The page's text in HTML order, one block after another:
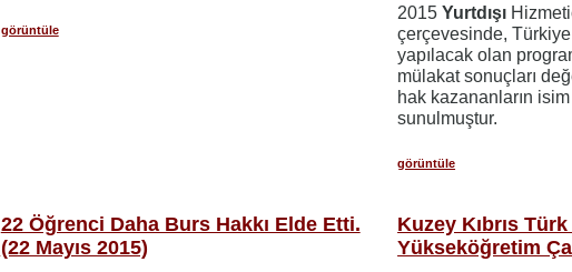
görüntüle
2015Yurtdışı
çerçevesinde,
yapılacak olan
mülakat sonuçları
hak kazananların
sunulmuştur.
görüntüle
22 Öğrenci Daha Burs Hakkı Elde Etti.
(22 Mayıs 2015)
Kuzey Kıbrıs
Yükseköğretim